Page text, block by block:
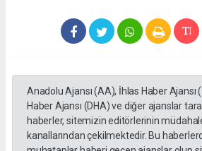
Anadolu Ajansı (AA), İhlas Haber Ajansı
Haber Ajansı (DHA) ve diğer ajanslar
haberler, sitemizin editörlerinin
kanallarından çekilmektedir. Bu